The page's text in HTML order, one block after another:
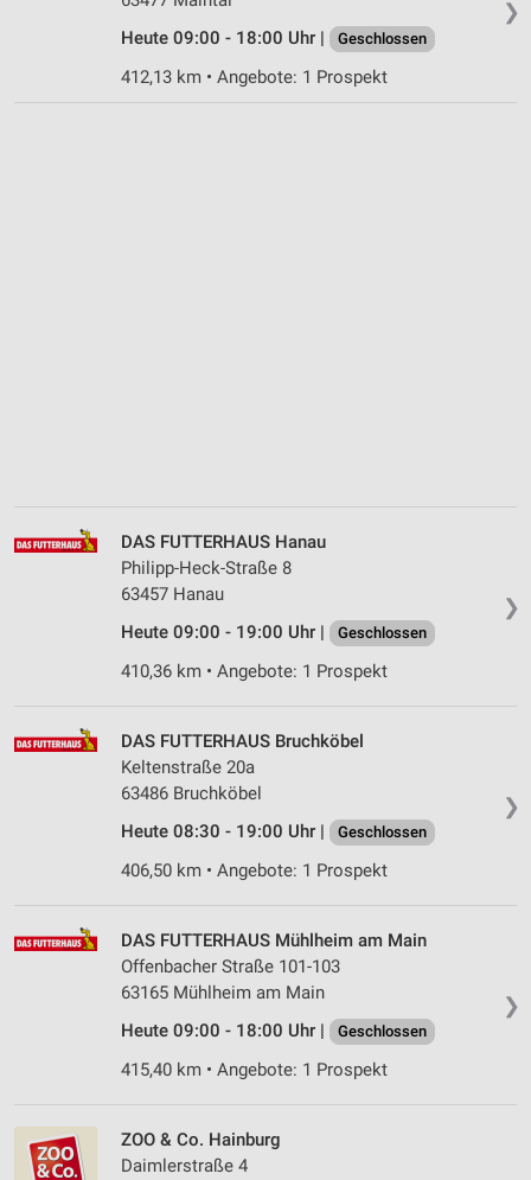
❯
Heute 09:00 - 18:00 Uhr |
Geschlossen
412,13 km • Angebote: 1 Prospekt
❯
DAS FUTTERHAUS Hanau
Philipp-Heck-Straße 8
63457 Hanau
Heute 09:00 - 19:00 Uhr |
Geschlossen
410,36 km • Angebote: 1 Prospekt
❯
DAS FUTTERHAUS Bruchköbel
Keltenstraße 20a
63486 Bruchköbel
Heute 08:30 - 19:00 Uhr |
Geschlossen
406,50 km • Angebote: 1 Prospekt
❯
DAS FUTTERHAUS Mühlheim am Main
Offenbacher Straße 101-103
63165 Mühlheim am Main
Heute 09:00 - 18:00 Uhr |
Geschlossen
415,40 km • Angebote: 1 Prospekt
ZOO & Co. Hainburg
Daimlerstraße 4